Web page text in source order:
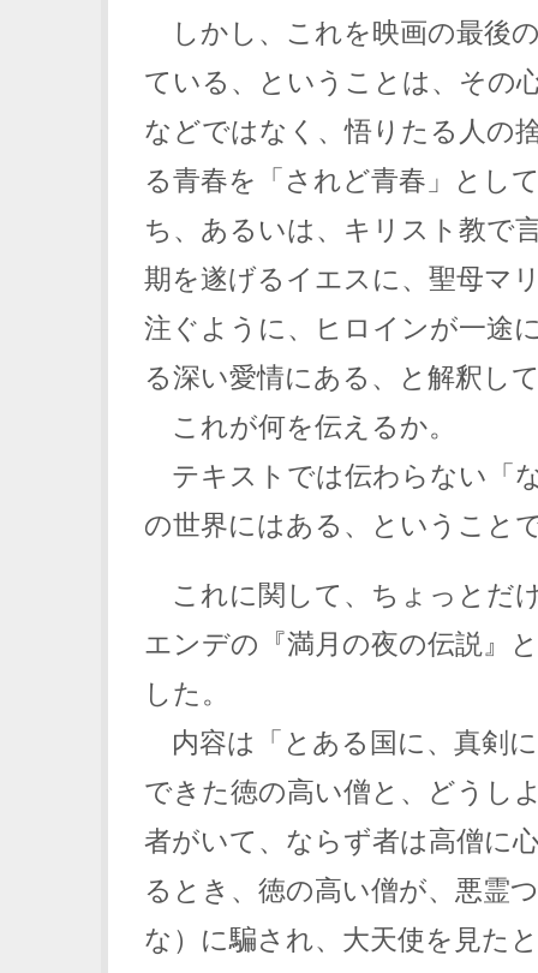
しかし、これを映画の最後
ている、ということは、その
などではなく、悟りたる人の
る青春を「されど青春」とし
ち、あるいは、キリスト教で
期を遂げるイエスに、聖母マ
注ぐように、ヒロインが一途
る深い愛情にある、と解釈し
これが何を伝えるか。
テキストでは伝わらない「
の世界にはある、ということ
これに関して、ちょっとだ
エンデの『満月の夜の伝説』
した。
内容は「とある国に、真剣
できた徳の高い僧と、どうし
者がいて、ならず者は高僧に
るとき、徳の高い僧が、悪霊
な）に騙され、大天使を見た